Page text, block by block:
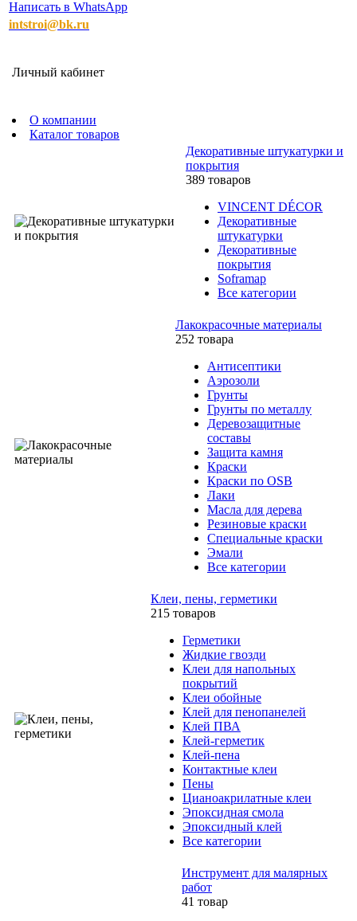
Написать в WhatsApp
intstroi@bk.ru
Личный кабинет
О компании
Каталог товаров
Декоративные штукатурки и
покрытия
389 товаров
VINCENT DÉCOR
Декоративные
штукатурки
Декоративные
покрытия
Soframap
Все категории
Лакокрасочные материалы
252 товара
Антисептики
Аэрозоли
Грунты
Грунты по металлу
Деревозащитные
составы
Защита камня
Краски
Краски по OSB
Лаки
Масла для дерева
Резиновые краски
Специальные краски
Эмали
Все категории
Клеи, пены, герметики
215 товаров
Герметики
Жидкие гвозди
Клеи для напольных
покрытий
Клеи обойные
Клей для пенопанелей
Клей ПВА
Клей-герметик
Клей-пена
Контактные клеи
Пены
Цианоакрилатные клеи
Эпоксидная смола
Эпоксидный клей
Все категории
Инструмент для малярных
работ
41 товар